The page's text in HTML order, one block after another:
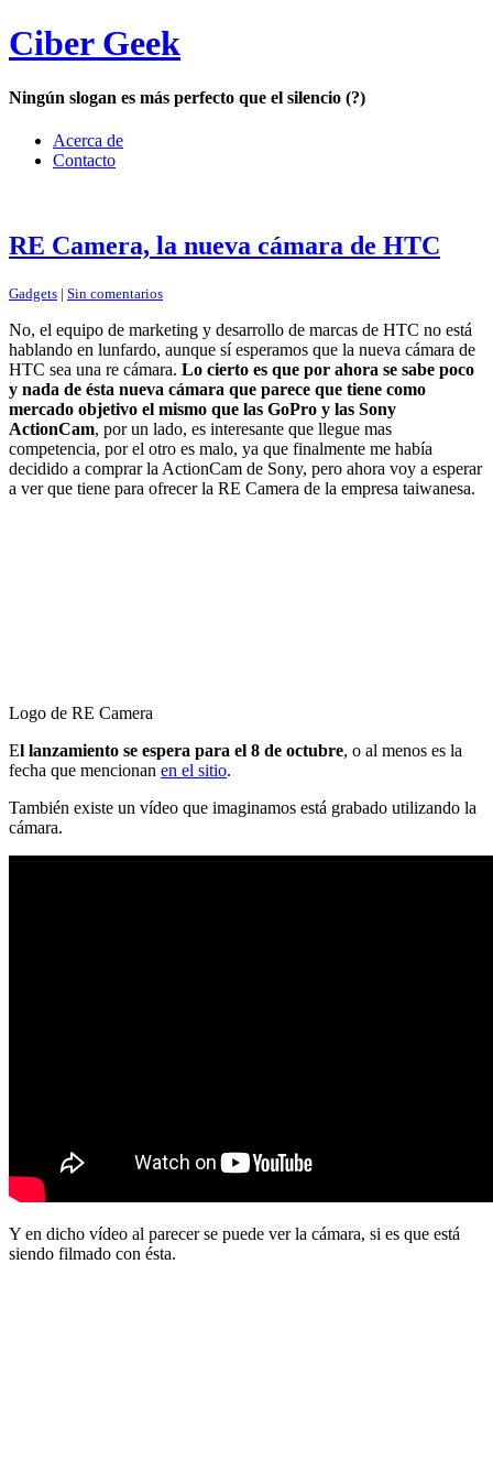
Ciber Geek
Ningún slogan es más perfecto que el silencio (?)
Acerca de
Contacto
RE Camera, la nueva cámara de HTC
Gadgets | Sin comentarios
No, el equipo de marketing y desarrollo de marcas de HTC no está
hablando en lunfardo, aunque sí esperamos que la nueva cámara de
HTC sea una re cámara. Lo cierto es que por ahora se sabe poco
y nada de ésta nueva cámara que parece que tiene como
mercado objetivo el mismo que las GoPro y las Sony
ActionCam, por un lado, es interesante que llegue mas
competencia, por el otro es malo, ya que finalmente me había
decidido a comprar la ActionCam de Sony, pero ahora voy a esperar
a ver que tiene para ofrecer la RE Camera de la empresa taiwanesa.
Logo de RE Camera
El lanzamiento se espera para el 8 de octubre, o al menos es la
fecha que mencionan en el sitio.
También existe un vídeo que imaginamos está grabado utilizando la
cámara.
Y en dicho vídeo al parecer se puede ver la cámara, si es que está
siendo filmado con ésta.